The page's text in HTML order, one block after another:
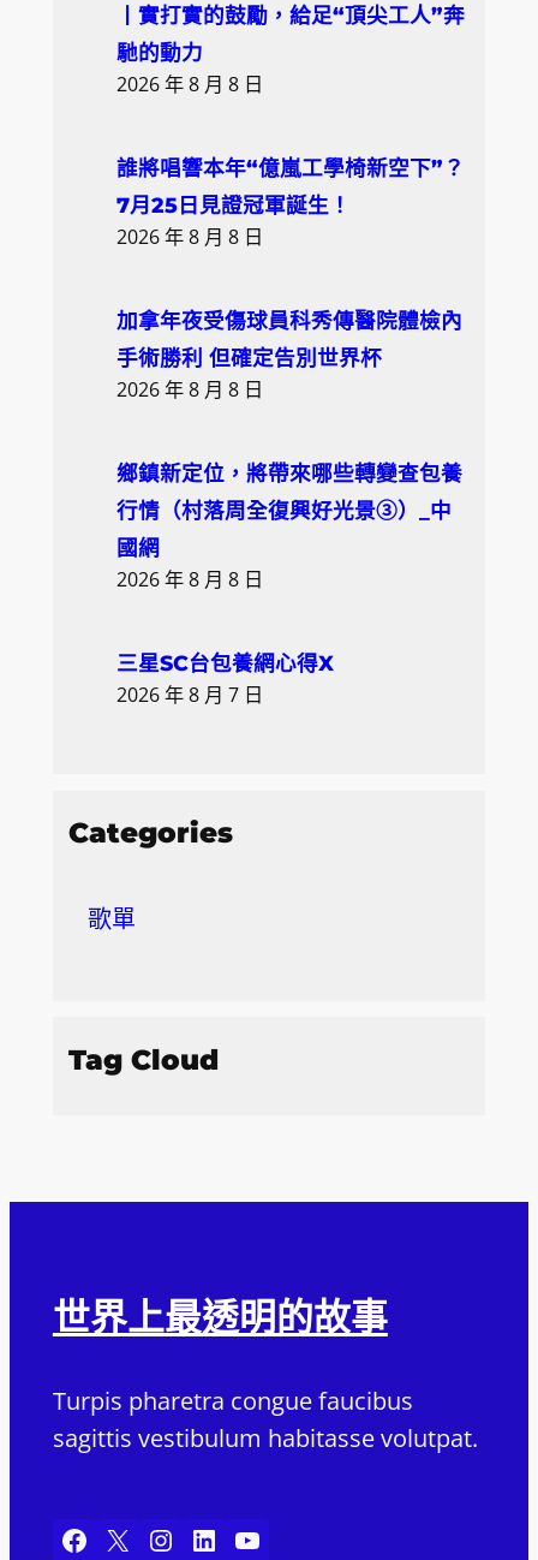
丨實打實的鼓勵，給足“頂尖工人”奔
馳的動力
2026 年 8 月 8 日
誰將唱響本年“億嵐工學椅新空下”？
7月25日見證冠軍誕生！
2026 年 8 月 8 日
加拿年夜受傷球員科秀傳醫院體檢內
手術勝利 但確定告別世界杯
2026 年 8 月 8 日
鄉鎮新定位，將帶來哪些轉變查包養
行情（村落周全復興好光景③）_中
國網
2026 年 8 月 8 日
三星SC台包養網心得X
2026 年 8 月 7 日
Categories
歌單
Tag Cloud
世界上最透明的故事
Turpis pharetra congue faucibus
sagittis vestibulum habitasse volutpat.
Facebook X Instagram LinkedIn YouTube